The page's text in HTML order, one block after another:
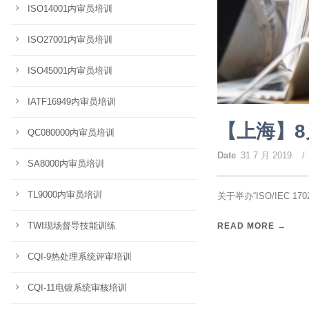
【上海
Date 31 7 月 2019 /
关于举办“ISO/IEC
READ MORE →
ISO14001内审员培训
ISO27001内审员培训
ISO45001内审员培训
IATF16949内审员培训
QC080000内审员培训
SA8000内审员培训
TL9000内审员培训
TWI现场督导技能训练
CQI-9热处理系统评审培训
CQI-11电镀系统审核培训